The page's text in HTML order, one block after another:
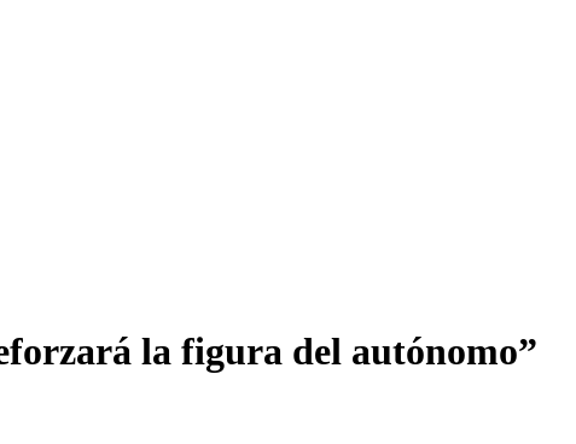
la figura del autónomo”